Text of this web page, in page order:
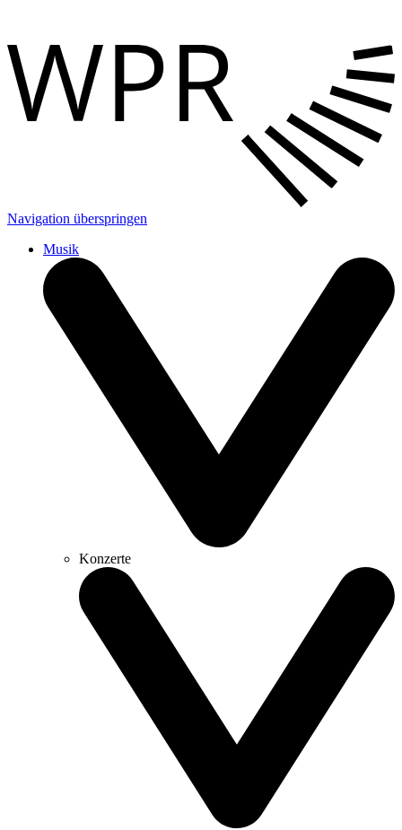
Navigation überspringen
Musik
Konzerte